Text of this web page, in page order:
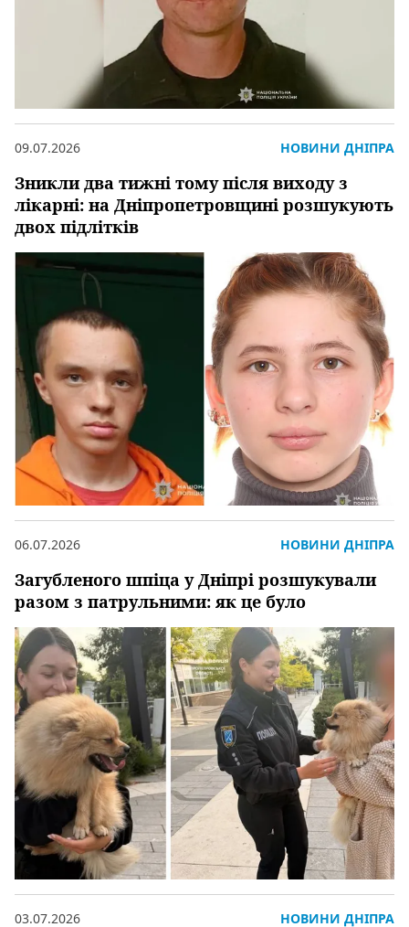
Зникли два тижні тому після виходу з
лікарні: на Дніпропетровщині розшукують
двох підлітків
09.07.2026 НОВИНИ ДНІПРА
Загубленого шпіца у Дніпрі розшукували
разом з патрульними: як це було
06.07.2026 НОВИНИ ДНІПРА
03.07.2026 НОВИНИ ДНІПРА